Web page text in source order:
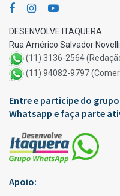
DESENVOLVE ITAQUERA
Rua Américo Salvador
(11) 3136-2564
(11) 94082-9797
Entre e participe do
Whatsapp e faça parte
Apoio: